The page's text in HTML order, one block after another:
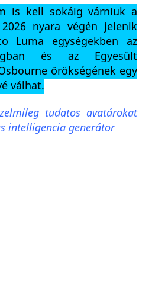
is kell sokáig várniuk a
nyara végén jelenik
Luma egységekben az
és az Egyesült
örökségének egy
válhat.
tudatos avatárokat
intelligencia generátor